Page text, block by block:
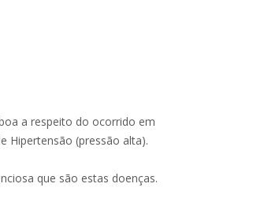
a respeito do ocorrido em
Hipertensão (pressão alta).
que são estas doenças.